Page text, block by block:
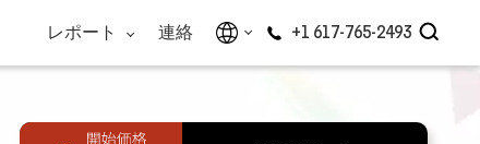
レポート 連絡 +1 617-765-2493